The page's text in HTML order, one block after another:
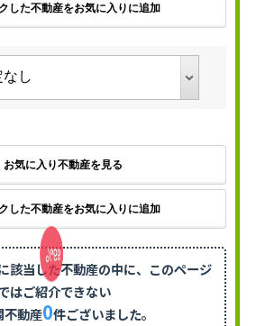
した不動産をお気に入りに追加
お気に入り不動産を見る
した不動産をお気に入りに追加
該当した不動産の中に、 このページ
はご紹介できない
不動産0件ございました。